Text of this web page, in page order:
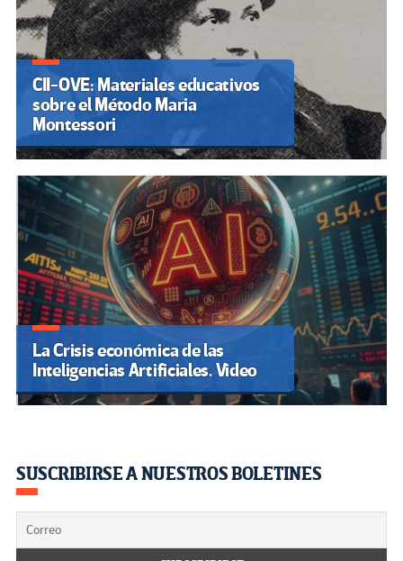
CII-OVE: Materiales educativos
sobre el Método Maria
Montessori
La Crisis económica de las
Inteligencias Artificiales. Video
SUSCRIBIRSE A NUESTROS BOLETINES